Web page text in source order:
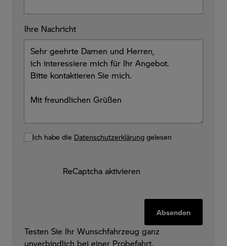
Ihre Nachricht
Ich habe die Datenschutzerklärung gelesen
ReCaptcha aktivieren
Absenden
Testen Sie Ihr Wunschfahrzeug ganz
unverbindlich bei einer Probefahrt.